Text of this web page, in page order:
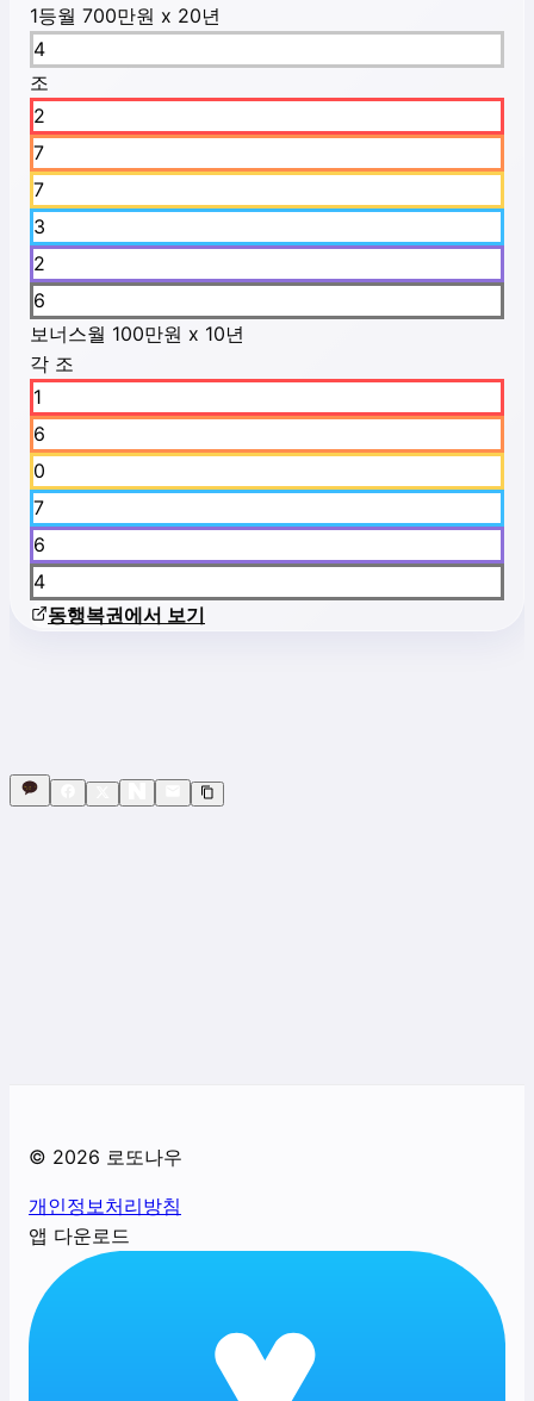
1등월 700만원 x 20년
4
조
2
7
7
3
2
6
보너스월 100만원 x 10년
각 조
1
6
0
7
6
4
동행복권에서 보기
© 2026 로또나우
개인정보처리방침
앱 다운로드